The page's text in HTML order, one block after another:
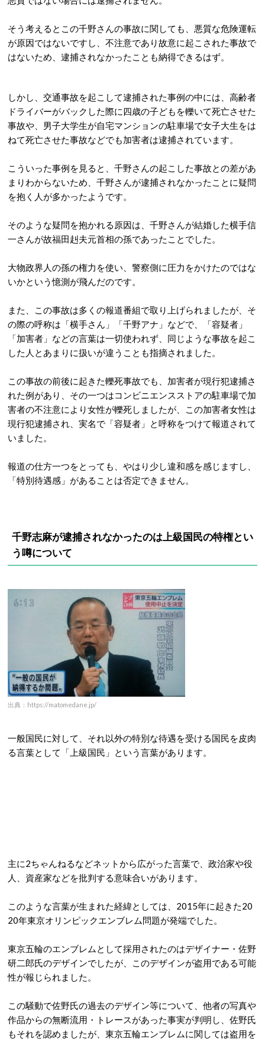
そう考えるとこの千野さんの事故に関しても、悪質な危険運転
が原因ではないですし、不注意であり故意に起こされた事故で
はないため、逮捕されなかったことも納得できるはず。
しかし、交通事故を起こして逮捕された事例の中には、高齢者
ドライバーがバックした際に四歳の子どもを轢いて死亡させた
事故や、男子大学生が自宅マンションの駐車場で女子大生をは
ねて死亡させた事故などでも加害者は逮捕されています。
こういった事例を見ると、千野さんの起こした事故との差があ
まりわからないため、千野さんが逮捕されなかったことに疑問
を抱く人が多かったようです。
そのような疑問を抱かれる原因は、千野さんが結婚した横手信
一さんが故福田赳夫元首相の孫であったことでした。
大物政界人の孫の権力を使い、警察側に圧力をかけたのではな
いかという憶測が飛んだのです。
また、この事故は多くの報道番組で取り上げられましたが、そ
の際の呼称は「横手さん」「千野アナ」などで、「容疑者」
「加害者」などの言葉は一切使われず、同じような事故を起こ
した人とあまりに扱いが違うことも指摘されました。
この事故の前後に起きた轢死事故でも、加害者が現行犯逮捕さ
れた例があり、その一つはコンビニエンスストアの駐車場で加
害者の不注意により女性が轢死しましたが、この加害者女性は
現行犯逮捕され、実名で「容疑者」と呼称をつけて報道されて
いました。
報道の仕方一つをとっても、やはり少し違和感を感じますし、
「特別待遇感」があることは否定できません。
千野志麻が逮捕されなかったのは上級国民の特権とい
う噂について
出典：https://matomedane.jp/
一般国民に対して、それ以外の特別な待遇を受ける国民を皮肉
る言葉として「上級国民」という言葉があります。
主に2ちゃんねるなどネットから広がった言葉で、政治家や役
人、資産家などを批判する意味合いがあります。
このような言葉が生まれた経緯としては、 2015年に起きた20
20年東京オリンピックエンブレム問題が発端でした。
東京五輪のエンブレムとして採用されたのはデザイナー・佐野
研二郎氏のデザインでしたが、このデザインが盗用である可能
性が報じられました。
この騒動で佐野氏の過去のデザイン等について、他者の写真や
作品からの無断流用・
トレースがあった事実が判明し、 佐野氏
もそれを認めましたが、東京五輪エンブレムに関しては盗用を